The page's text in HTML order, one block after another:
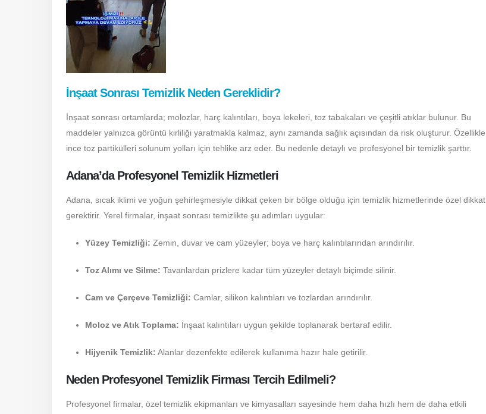
İnşaat Sonrası Temizlik Neden Gereklidir?
İnşaat sonrası ortamlarda; molozlar, harç kalıntıları, boya lekeleri, toz tabakaları ve çeşitli atıklar bulunur. Bu
maddeler yalnızca görüntü kirliliği yaratmakla kalmaz, aynı zamanda sağlık açısından da risk oluşturur. Özellikle
ince toz partikülleri solunum yolları için tehlike arz eder. Bu nedenle detaylı ve profesyonel bir temizlik şarttır.
Adana’da Profesyonel Temizlik Hizmetleri
Adana, sıcak iklimi ve yoğun şehirleşmesiyle dikkat çeken bir bölge olduğu için temizlik hizmetlerinde özel dikkat
gerektirir. Yerel firmalar, inşaat sonrası temizlikte şu adımları uygular:
Yüzey Temizliği: Zemin, duvar ve cam yüzeyler; boya ve harç kalıntılarından arındırılır.
Toz Alımı ve Silme: Tavanlardan prizlere kadar tüm yüzeyler detaylı biçimde silinir.
Cam ve Çerçeve Temizliği: Camlar, silikon kalıntıları ve tozlardan arındırılır.
Moloz ve Atık Toplama: İnşaat kalıntıları uygun şekilde toplanarak bertaraf edilir.
Hijyenik Temizlik: Alanlar dezenfekte edilerek kullanıma hazır hale getirilir.
Neden Profesyonel Temizlik Firması Tercih Edilmeli?
Profesyonel firmalar, özel temizlik ekipmanları ve kimyasalları sayesinde hem daha hızlı hem de daha etkili